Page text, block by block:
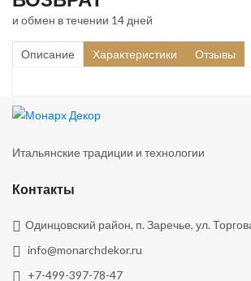
и обмен в течении 14 дней
Описание Характеристики Отзывы
Итальянские традиции и технологии
Контакты
Одинцовский район, п. Заречье, ул.
info@monarchdekor.ru
+7-499-397-78-47